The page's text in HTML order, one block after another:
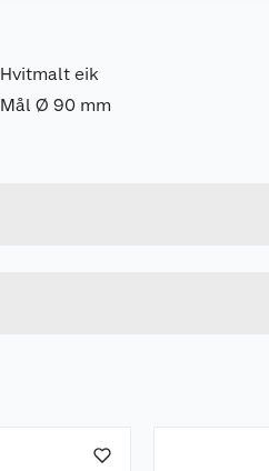
Hvitmalt eik
Mål Ø 90 mm